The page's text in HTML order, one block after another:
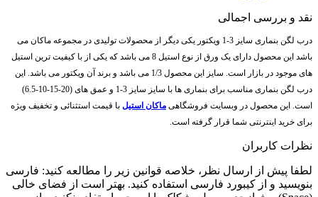
نقد و بررسی اجمالی
درب لگن بنماری سایز 3-1 ویکتور یکی دیگر از محصولات تولیدی در مجموعه ماکان می
باشد این محصول دارای یک ورق از نوع استیل 8 می باشد که یکی از با کیفیت ترین استیل
های موجود در بازار است. سایز این محصول 1/3 می باشد و برند آن ویکتور می باشد. این
درب لگن بنماری مناسب برای بنماری ها با سایز سایز 3-1 و عمق های (20-15-10-6.5)
است. این محصول در وبسایت فروشگاهی ماکان استیل با قیمت استثنائی و تخفیف ویژه
برای خرید اینترنتی شما قرار گرفته است.
نظرات کاربران
لطفا پیش از ارسال نظر، خلاصه قوانین زیر را مطالعه کنید: فارسی
بنویسید و از کیبورد فارسی استفاده کنید. بهتر است از فضای خالی